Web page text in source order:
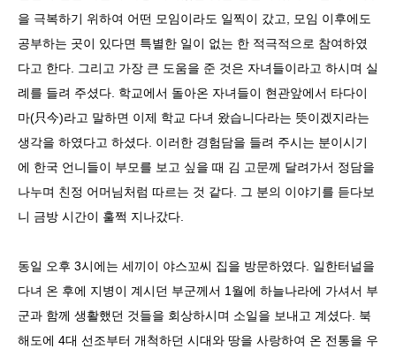
을 극복하기 위하여 어떤 모임이라도 일찍이 갔고, 모임 이후에도
공부하는 곳이 있다면 특별한 일이 없는 한 적극적으로 참여하였
다고 한다. 그리고 가장 큰 도움을 준 것은 자녀들이라고 하시며 실
례를 들려 주셨다. 학교에서 돌아온 자녀들이 현관앞에서 타다이
마(只今)라고 말하면 이제 학교 다녀 왔습니다라는 뜻이겠지라는
생각을 하였다고 하셨다. 이러한 경험담을 들려 주시는 분이시기
에 한국 언니들이 부모를 보고 싶을 때 김 고문께 달려가서 정담을
나누며 친정 어머님처럼 따르는 것 같다. 그 분의 이야기를 듣다보
니 금방 시간이 훌쩍 지나갔다.
동일 오후 3시에는 세끼이 야스꼬씨 집을 방문하였다. 일한터널을
다녀 온 후에 지병이 계시던 부군께서 1월에 하늘나라에 가셔서 부
군과 함께 생활했던 것들을 회상하시며 소일을 보내고 계셨다. 북
해도에 4대 선조부터 개척하던 시대와 땅을 사랑하여 온 전통을 우